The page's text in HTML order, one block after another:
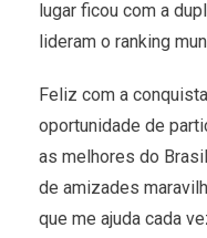
lugar ficou com a
lideram o ranking
Feliz com a
oportunidade de
as melhores do
de amizades
que me ajuda cada